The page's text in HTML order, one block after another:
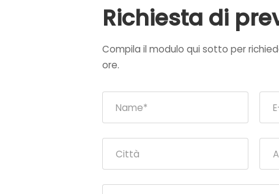
Richiesta di
Compila il modulo qui sotto per
ore.